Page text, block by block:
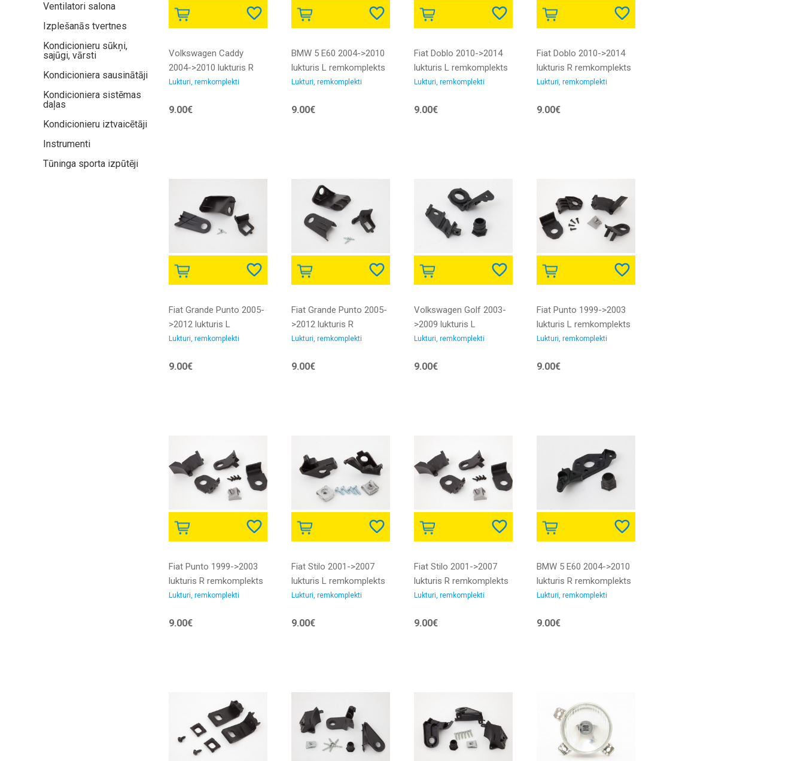
Ventilatori salona
Izplešanās tvertnes
Kondicionieru sūkņi,
sajūgi, vārsti
Kondicioniera sausinātāji
Kondicioniera sistēmas
daļas
Kondicionieru iztvaicētāji
Instrumenti
Tūninga sporta izpūtēji
Volkswagen Caddy
2004->2010 lukturis R
remkomplekts
Lukturi, remkomplekti
9.00€
BMW 5 E60 2004->2010
lukturis L remkomplekts
Lukturi, remkomplekti
9.00€
Fiat Doblo 2010->2014
lukturis L remkomplekts
Lukturi, remkomplekti
9.00€
Fiat Doblo 2010->2014
lukturis R remkomplekts
Lukturi, remkomplekti
9.00€
Fiat Grande Punto 2005-
>2012 lukturis L
remkomplekts
Lukturi, remkomplekti
9.00€
Fiat Grande Punto 2005-
>2012 lukturis R
remkomplekts
Lukturi, remkomplekti
9.00€
Volkswagen Golf 2003-
>2009 lukturis L
remkomplekts
Lukturi, remkomplekti
9.00€
Fiat Punto 1999->2003
lukturis L remkomplekts
Lukturi, remkomplekti
9.00€
Fiat Punto 1999->2003
lukturis R remkomplekts
Lukturi, remkomplekti
9.00€
Fiat Stilo 2001->2007
lukturis L remkomplekts
Lukturi, remkomplekti
9.00€
Fiat Stilo 2001->2007
lukturis R remkomplekts
Lukturi, remkomplekti
9.00€
BMW 5 E60 2004->2010
lukturis R remkomplekts
Lukturi, remkomplekti
9.00€